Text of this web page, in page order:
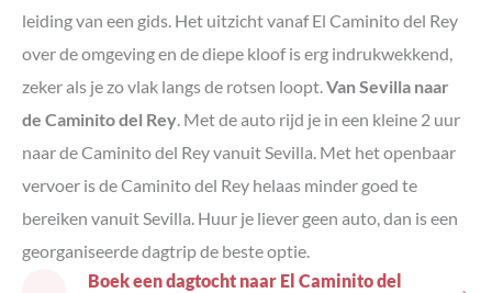
leiding van een gids. Het uitzicht vanaf El Caminito del Rey
over de omgeving en de diepe kloof is erg indrukwekkend,
zeker als je zo vlak langs de rotsen loopt.Van Sevilla naar
de Caminito del Rey. Met de auto rijd je in een kleine 2 uur
naar de Caminito del Rey vanuit Sevilla. Met het openbaar
vervoer is de Caminito del Rey helaas minder goed te
bereiken vanuit Sevilla. Huur je liever geen auto, dan is een
georganiseerde dagtrip de beste optie.
Boek een dagtocht naar El Caminito del